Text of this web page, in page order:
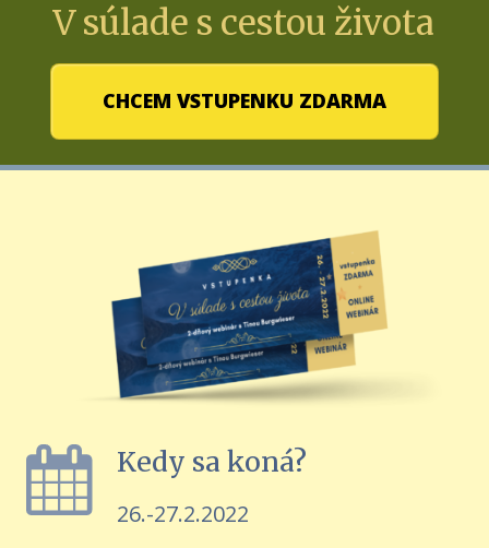
V súlade s cestou života
CHCEM VSTUPENKU ZDARMA
Kedy sa koná?
26.-27.2.2022